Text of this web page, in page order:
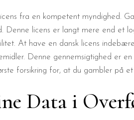
fra en kompetent myndighed.
Denne licens er langt mere end et
At have en dansk licens
Denne gennemsigtighed er
forsikring for, at du gambler på
Data i